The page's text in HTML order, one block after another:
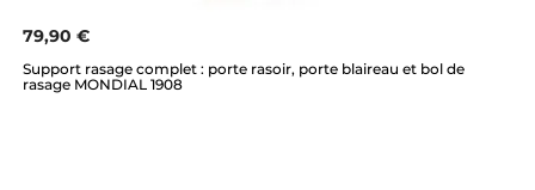
79,90 €
Support rasage complet : porte rasoir, porte blaireau et bol de
rasage MONDIAL 1908